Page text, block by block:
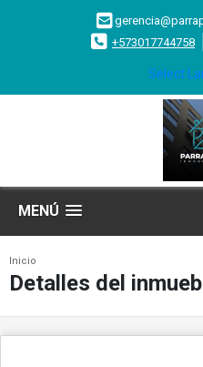
+573017744758
Select
MENÚ
Inicio
Detalles del